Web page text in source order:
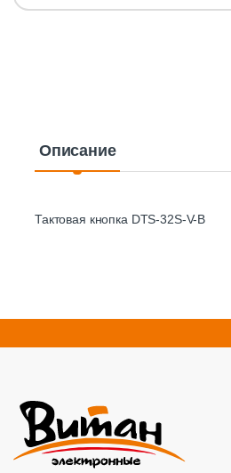
Описание
Тактовая кнопка DTS-32S-V-B